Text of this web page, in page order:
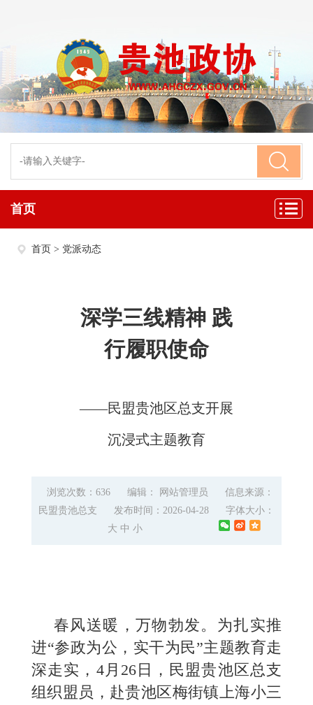
首页
首页 > 党派动态
深学三线精神 践
行履职使命
——民盟贵池区总支开展
沉浸式主题教育
浏览次数：636 编辑： 网站管理员
信息来源：
民盟贵池总支
发布时间：2026-04-28
字体大小：
大 中 小
春风送暖，万物勃发。为扎实推
进“参政为公，实干为民”主题教育走
深走实，4月26日，民盟贵池区总支
组织盟员，赴贵池区梅街镇上海小三